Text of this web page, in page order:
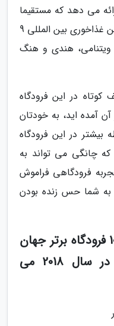
می دهد که مستقیما
با پرواز از ژاپن آورده می شوند! سالن غذاخوری بین المللی 9
ویتنامی، هندی و هنگ
در این فرودگاه
آمده اید، به خودتان
در این فرودگاه
که چانگی می تواند به
فرودگاهی فراموش
به شما حس زنده بودن
در ادامه نگاهی به فهرست 10 فرودگاه برتر جهان
به انتخاب اسکای ترکس در سال 2018 می